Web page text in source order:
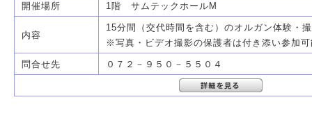
開催場所 1階 サムテックホールM
内容
15分間（交代時間を含む）のオルガン体験・
※写真・ビデオ撮影の保護者は付き添い参加
問合せ先 ０７２－９５０－５５０４